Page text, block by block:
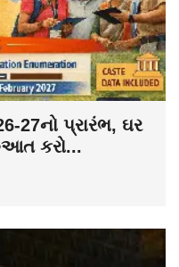
27નો પ્રારંભ, ઘર
કરો...